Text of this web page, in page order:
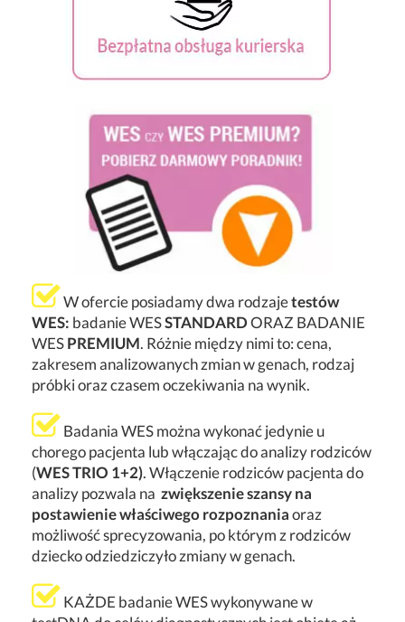
W ofercie posiadamy dwa rodzajetestów
WES: badanie WESSTANDARDORAZ BADANIE
WESPREMIUM. Różnie między nimi to: cena,
zakresem analizowanych zmian w genach, rodzaj
próbki oraz czasem oczekiwania na wynik.
Badania WES można wykonać jedynie u
chorego pacjenta lub włączając do analizy rodziców
(WES TRIO 1+2). Włączenie rodziców pacjenta do
analizy pozwala na zwiększenie szansy na
postawienie właściwego rozpoznaniaoraz
możliwość sprecyzowania, po którym z rodziców
dziecko odziedziczyło zmiany w genach.
KAŻDE badanie WES wykonywane w